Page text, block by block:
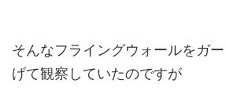
そんなフライングウォールをガ
げて観察していたのですが